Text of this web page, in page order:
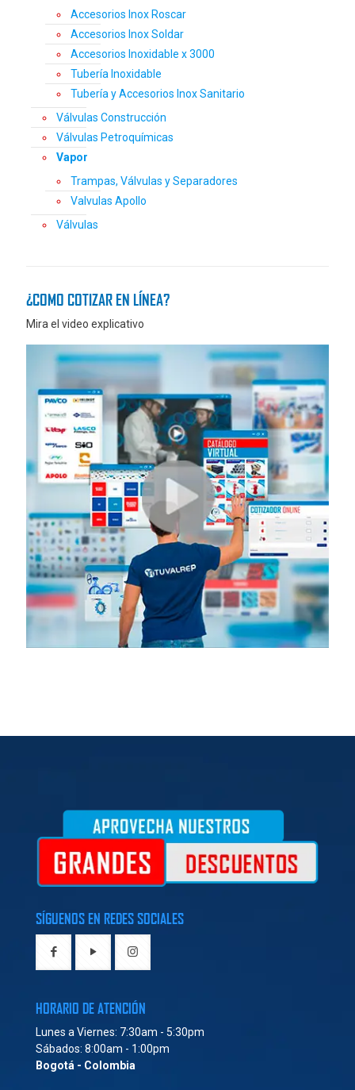
Accesorios Inox Roscar
Accesorios Inox Soldar
Accesorios Inoxidable x 3000
Tubería Inoxidable
Tubería y Accesorios Inox Sanitario
Válvulas Construcción
Válvulas Petroquímicas
Vapor
Trampas, Válvulas y Separadores
Valvulas Apollo
Válvulas
¿COMO COTIZAR EN LÍNEA?
Mira el video explicativo
SÍGUENOS EN REDES SOCIALES
HORARIO DE ATENCIÓN
Lunes a Viernes: 7:30am - 5:30pm
Sábados: 8:00am - 1:00pm
Bogotá - Colombia